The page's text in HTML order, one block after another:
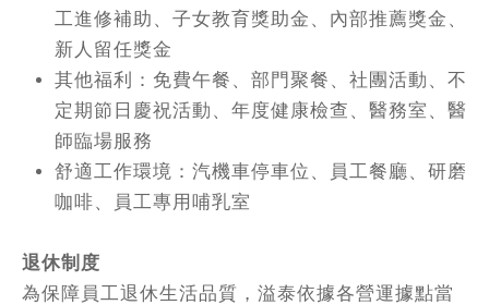
工進修補助、子女教育獎助金、內部推薦獎金、
新人留任獎金
其他福利：免費午餐、部門聚餐、社團活動、不
定期節日慶祝活動、年度健康檢查、醫務室、醫
師臨場服務
舒適工作環境：汽機車停車位、員工餐廳、研磨
咖啡、員工專用哺乳室
退休制度
為保障員工退休生活品質，溢泰依據各營運據點當